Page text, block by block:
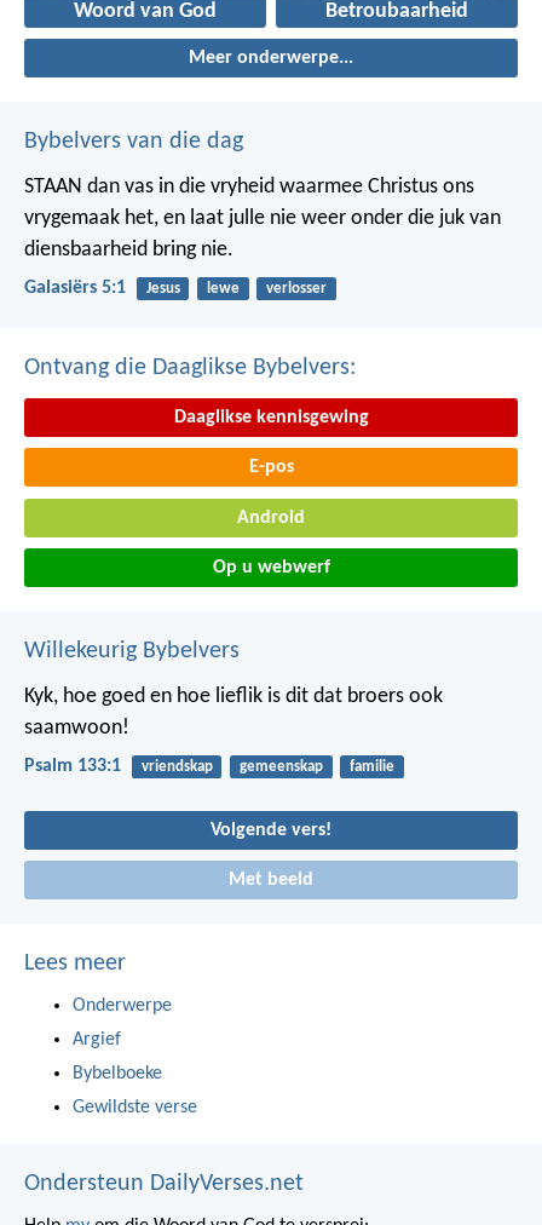
Woord van God Betroubaarheid
Meer onderwerpe...
Bybelvers van die dag
STAAN dan vas in die vryheid waarmee Christus ons
vrygemaak het, en laat julle nie weer onder die juk van
diensbaarheid bring nie.
Galasiërs 5:1 Jesus lewe verlosser
Ontvang die Daaglikse Bybelvers:
Daaglikse kennisgewing
E-pos
Android
Op u webwerf
Willekeurig Bybelvers
Kyk, hoe goed en hoe lieflik is dit dat broers ook
saamwoon!
Psalm 133:1 vriendskap gemeenskap familie
Volgende vers!
Met beeld
Lees meer
Onderwerpe
Argief
Bybelboeke
Gewildste verse
Ondersteun DailyVerses.net